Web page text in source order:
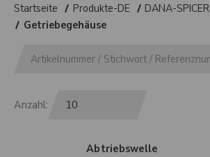
Startseite Produkte-DE DANA-SPICER
Getriebegehäuse
Anzahl:
Abtriebswelle